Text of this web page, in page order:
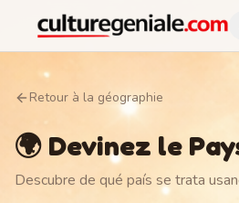
Retour à la géographie
🌍 Devinez le
Descubre de qué país se trata